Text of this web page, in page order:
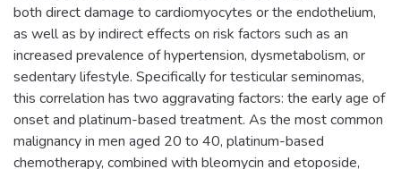
both direct damage to cardiomyocytes or the endothelium,
as well as by indirect effects on risk factors such as an
increased prevalence of hypertension, dysmetabolism, or
sedentary lifestyle. Specifically for testicular seminomas,
this correlation has two aggravating factors: the early age of
onset and platinum-based treatment. As the most common
malignancy in men aged 20 to 40, platinum-based
chemotherapy, combined with bleomycin and etoposide,